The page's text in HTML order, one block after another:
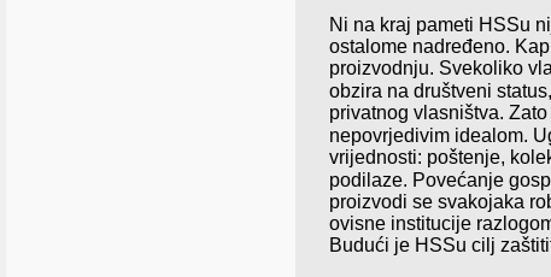
Ni na kraj pameti HSSu
ostalome nadređeno.
proizvodnju. Svekoliko
obzira na društveni
privatnog vlasništva.
nepovrjedivim idealom.
vrijednosti: poštenje,
podilaze. Povećanje
proizvodi se svakojaka
ovisne institucije
Budući je HSSu cilj